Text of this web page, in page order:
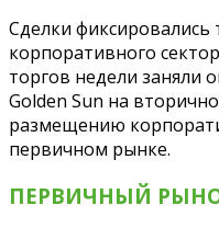
Сделки
корпоративного
торгов недели заняли
Golden Sun на
размещению
первичном рынке.
ПЕРВИЧНЫЙ